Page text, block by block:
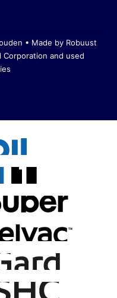
• Made by Robuust
Corporation and used